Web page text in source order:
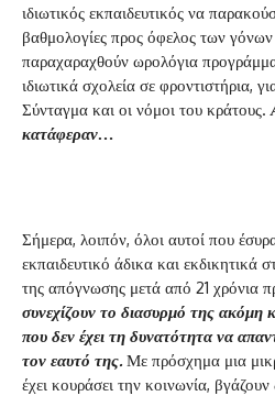
ιδιωτικός εκπαιδευτικός να
βαθμολογίες προς όφελος των
παραχαραχθούν ωρολόγια
ιδιωτικά σχολεία σε φροντιστήρια,
Σύνταγμα και οι νόμοι του κράτους.
κατάφεραν…
Σήμερα, λοιπόν, όλοι αυτοί που
εκπαιδευτικό άδικα και εκδικητικά
της απόγνωσης μετά από 21 χρόνια
συνεχίζουν το διασυρμό της ακόμη
που δεν έχει τη δυνατότητα να
τον εαυτό της.Με πρόσχημα μια
έχει κουράσει την κοινωνία,